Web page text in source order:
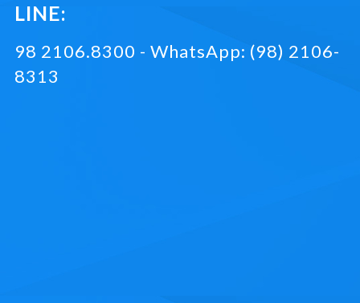
LINE:
98 2106.8300 - WhatsApp: (98) 2106-
8313